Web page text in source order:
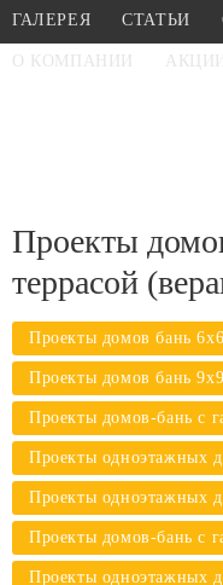
ГАЛЕРЕЯ СТАТЬИ
О КОМПАНИИ АКЦИИ
Проекты
террасой
Проекты домов бань 6х6
Проекты домов бань 9х9
Проекты домов-бань с
Проекты одноэтажных
Проекты одноэтажных
Проекты домов-бань с
Проекты одноэтажных